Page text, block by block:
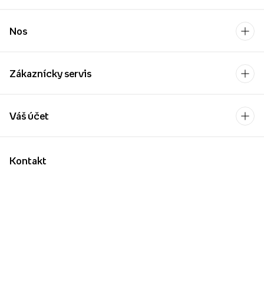
Nos
Zákaznícky servis
Kontakt
Váš účet